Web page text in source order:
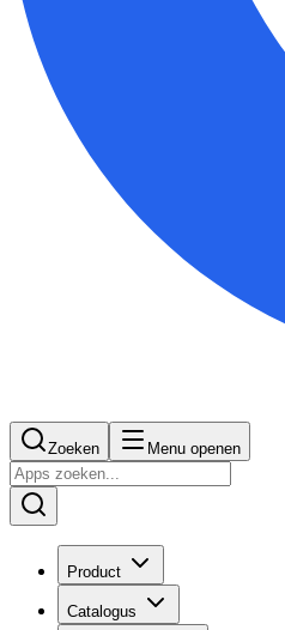
Zoeken Menu openen
Product
Catalogus